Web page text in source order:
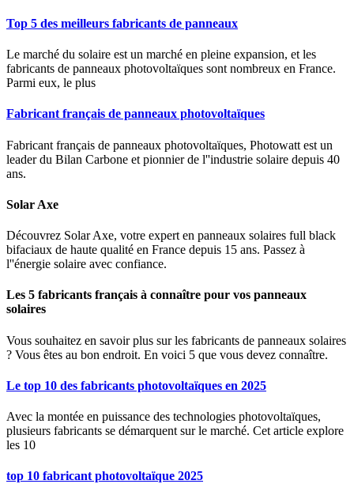
Top 5 des meilleurs fabricants de panneaux
Le marché du solaire est un marché en pleine expansion, et les
fabricants de panneaux photovoltaïques sont nombreux en France.
Parmi eux, le plus
Fabricant français de panneaux photovoltaïques
Fabricant français de panneaux photovoltaïques, Photowatt est un
leader du Bilan Carbone et pionnier de l''industrie solaire depuis 40
ans.
Solar Axe
Découvrez Solar Axe, votre expert en panneaux solaires full black
bifaciaux de haute qualité en France depuis 15 ans. Passez à
l''énergie solaire avec confiance.
Les 5 fabricants français à connaître pour vos panneaux
solaires
Vous souhaitez en savoir plus sur les fabricants de panneaux solaires
? Vous êtes au bon endroit. En voici 5 que vous devez connaître.
Le top 10 des fabricants photovoltaïques en 2025
Avec la montée en puissance des technologies photovoltaïques,
plusieurs fabricants se démarquent sur le marché. Cet article explore
les 10
top 10 fabricant photovoltaïque 2025